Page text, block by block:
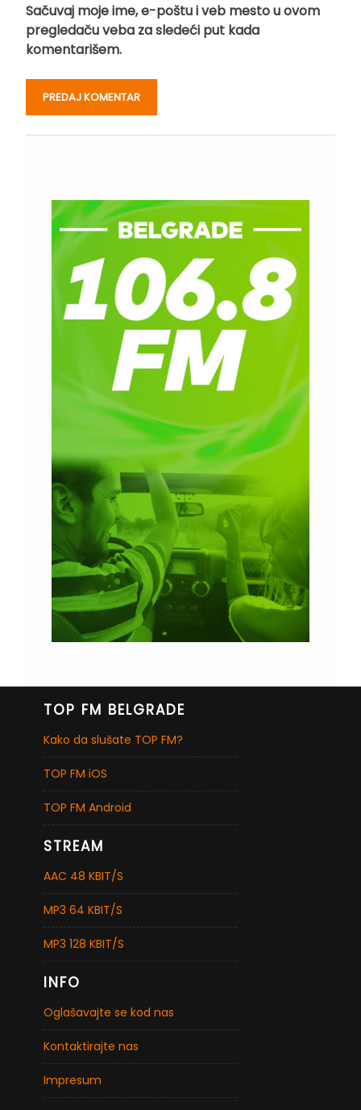
Sačuvaj moje ime, e-poštu i veb mesto u ovom
pregledaču veba za sledeći put kada
komentarišem.
TOP FM BELGRADE
Kako da slušate TOP FM?
TOP FM iOS
TOP FM Android
STREAM
AAC 48 KBIT/S
MP3 64 KBIT/S
MP3 128 KBIT/S
INFO
Oglašavajte se kod nas
Kontaktirajte nas
Impresum